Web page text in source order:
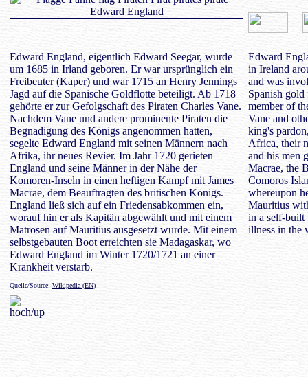
Edward England, eigentlich Edward Seegar, wurde
um 1685 in Irland geboren. Er war ursprünglich ein
Freibeuter (Kaper) und war 1715 an Henry Jennings
Jagd auf die Spanische Goldflotte beteiligt. Ab 1718
gehörte er zur Gefolgschaft des Piraten Charles Vane.
Nachdem Vane und andere prominente Piraten die
Begnadigung des Königs angenommen hatten,
segelte Edward England mit seinen Männern nach
Afrika, ihr neues Revier. Im Jahr 1720 gerieten
England und seine Männer in der Nähe der
Komoren-Inseln in einen heftigen Kampf mit James
Macrae, dem Beauftragten des britischen Königs.
England ließ sich auf ein Friedensabkommen ein,
worauf hin er als Kapitän abgewählt und mit einem
Matrosen auf Mauritius ausgesetzt wurde. Mit einem
selbstgebauten Boot erreichten sie Madagaskar, wo
Edward England im Winter 1720/1721 an einer
Krankheit verstarb.
Edward
in Ireland
and was
Spanish
member of
Vane and
king's
Africa, their
and his men
Macrae, the
Comoros
whereupon
Mauritius
in a self-built
illness in the
Quelle/Source: Wikipedia (EN)